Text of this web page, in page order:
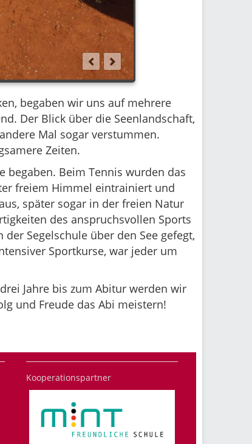
begaben wir uns auf mehrere
Der Blick über die Seenlandschaft,
Mal sogar verstummen.
Zeiten.
begaben. Beim Tennis wurden das
freiem Himmel eintrainiert und
später sogar in der freien Natur
des anspruchsvollen Sports
Segelschule über den See gefegt,
Sportkurse, war jeder um
Jahre bis zum Abitur werden wir
und Freude das Abi meistern!
Kooperationspartner